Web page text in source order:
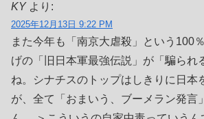
KY より:
2025年12月13日 9:22 PM
また今年も「南京大虐殺」という100
げの「旧日本軍最強伝説」が「騙られ
ね。シナチスのトップはしきりに日本
が、全て「おまいう、ブーメラン発言